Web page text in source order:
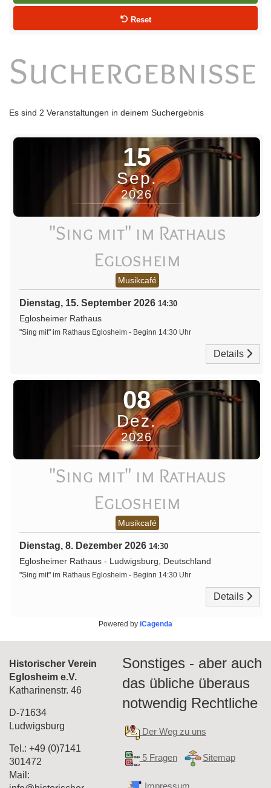
Reset
Suchergebnisse
Es sind 2 Veranstaltungen in deinem Suchergebnis
15
Sep.
2026
"Sing mit" im Rathaus
Eglosheim
Musikcafé
Dienstag, 15. September 2026 14:30
Eglosheimer Rathaus
"Sing mit" im Rathaus Eglosheim - Beginn 14:30 Uhr
Details
08
Dez.
2026
"Sing mit" im Rathaus
Eglosheim
Musikcafé
Dienstag, 8. Dezember 2026 14:30
Eglosheimer Rathaus - Ludwigsburg, Deutschland
"Sing mit" im Rathaus Eglosheim - Beginn 14:30 Uhr
Details
Powered by iCagenda
Historischer Verein
Eglosheim e.V.
Katharinenstr. 46
D-71634
Ludwigsburg
Tel.: +49 (0)7141
301472
Mail:
Sonstiges - aber auch
das übliche überaus
notwendig Rechtliche
Der Weg zu uns
5 Fragen Sitemap
Impressum